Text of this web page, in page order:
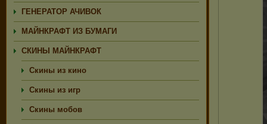
ГЕНЕРАТОР АЧИВОК
МАЙНКРАФТ ИЗ БУМАГИ
СКИНЫ МАЙНКРАФТ
Скины из кино
Скины из игр
Скины мобов